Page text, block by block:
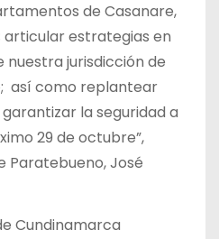
de Casanare,
articular estrategias en
nuestra jurisdicción de
así como replantear
la seguridad a
29 de octubre”,
Paratebueno, José
Cundinamarca